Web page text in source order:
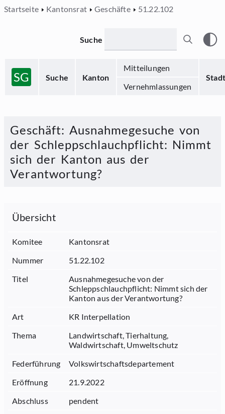
Startseite Kantonsrat Geschäfte 51.22.102
SG Suche Kanton
Mitteilungen
Stadt
Vernehmlassungen
Suche
Geschäft: Ausnahmegesuche von
der Schleppschlauchpflicht: Nimmt
sich der Kanton aus der
Verantwortung?
Übersicht
Komitee
Kantonsrat
Nummer
51.22.102
Titel
Ausnahmegesuche von der
Schleppschlauchpflicht: Nimmt sich der
Kanton aus der Verantwortung?
Art
KR Interpellation
Thema
Landwirtschaft, Tierhaltung,
Waldwirtschaft, Umweltschutz
Federführung
Volkswirtschaftsdepartement
Eröffnung
21.9.2022
Abschluss
pendent